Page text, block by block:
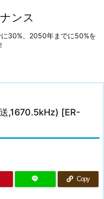
ンス
30%、2050年までに50%を
,1670.5kHz) [ER-
Copy